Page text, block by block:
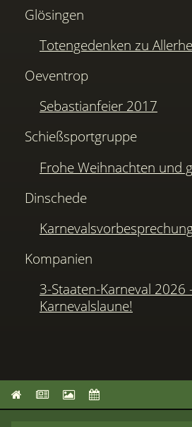
Glösingen
Totengedenken zu
Oeventrop
Sebastianfeier 2017
Schießsportgruppe
Frohe Weihnachten und
Dinschede
Kompanien
3-Staaten-Karneval
Karnevalslaune!